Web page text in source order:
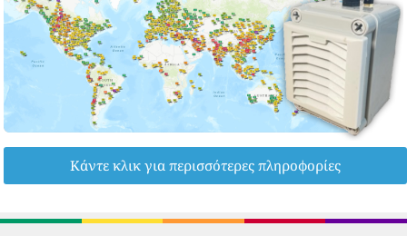
Κάντε κλικ για περισσότερες πληροφορίες